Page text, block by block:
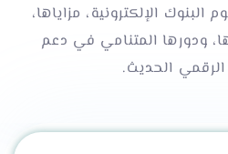
الإلكترونية، مزاياها،
ودورها المتنامي في دعم
الرقمي الحديث.